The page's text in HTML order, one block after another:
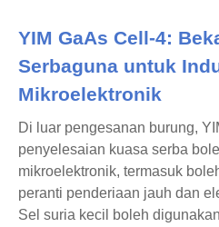
YIM GaAs Cell-4:
Serbaguna untuk
Mikroelektronik
Di luar pengesanan burung,
penyelesaian kuasa serba
mikroelektronik, termasuk
peranti penderiaan jauh dan
Sel suria kecil boleh